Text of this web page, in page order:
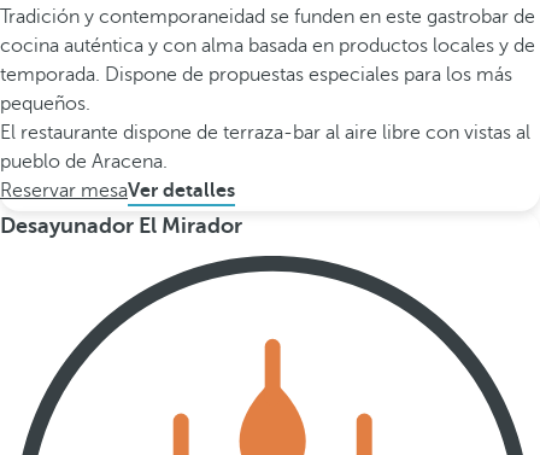
Tradición y contemporaneidad se funden en este gastrobar de
cocina auténtica y con alma basada en productos locales y de
temporada. Dispone de propuestas especiales para los más
pequeños.
El restaurante dispone de terraza-bar al aire libre con vistas al
pueblo de Aracena.
Reservar mesaVer detalles
Desayunador El Mirador